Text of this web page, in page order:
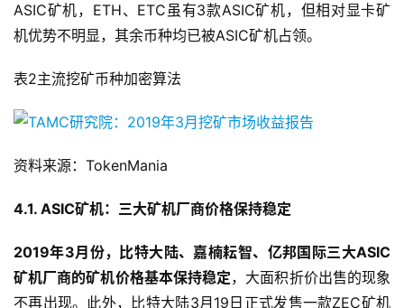
ASIC矿机，ETH、ETC虽有3款ASIC矿机，但相对显卡矿
机优势不明显，其余币种均已被ASIC矿机占领。
表2主流挖矿币种加密算法
资料来源：TokenMania
4.1. ASIC矿机：三大矿机厂商价格保持稳定
2019年3月份，比特大陆、嘉楠耘智、亿邦国际三大ASIC
矿机厂商的矿机价格基本保持稳定，大面积折价出售的现象
不再出现。此外，比特大陆3月19日正式发售一款ZEC矿机